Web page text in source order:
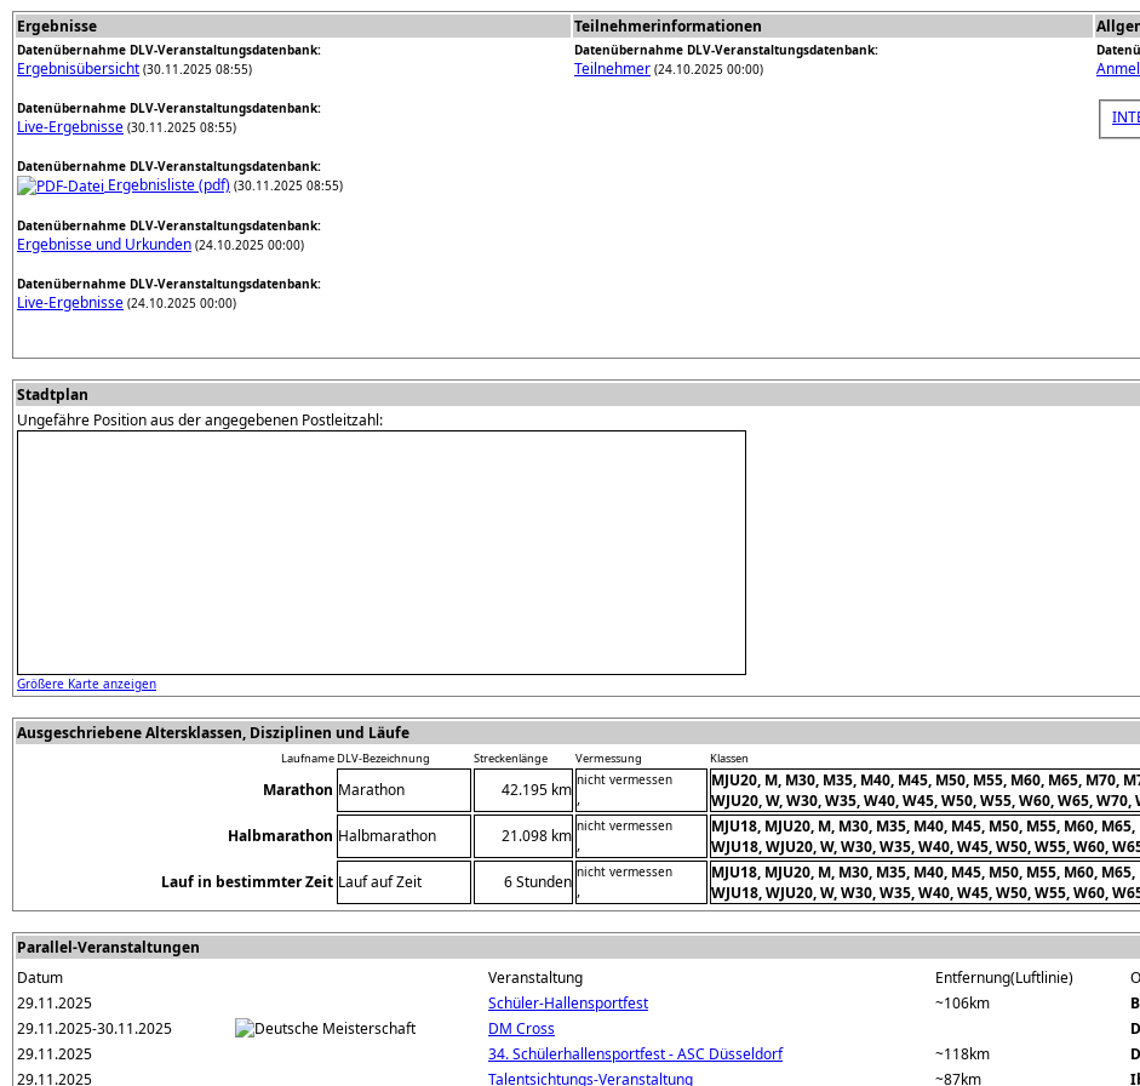
Ergebnisse Teilnehmerinformationen
Datenübernahme DLV-Veranstaltungsdatenbank:
Ergebnisübersicht (30.11.2025 08:55)
Datenübernahme DLV-Veranstaltungsdatenbank:
Live-Ergebnisse (30.11.2025 08:55)
Datenübernahme DLV-Veranstaltungsdatenbank:
Ergebnisliste (pdf) (30.11.2025 08:55)
Datenübernahme DLV-Veranstaltungsdatenbank:
Ergebnisse und Urkunden (24.10.2025 00:00)
Datenübernahme DLV-Veranstaltungsdatenbank:
Live-Ergebnisse (24.10.2025 00:00)
Datenübernahme DLV-Veranstaltungsdatenbank:
Teilnehmer (24.10.2025 00:00)
Stadtplan
Ungefähre Position aus der angegebenen Postleitzahl:
Größere Karte anzeigen
Ausgeschriebene Altersklassen, Disziplinen und Läufe
LaufnameDLV-Bezeichnung Streckenlänge Vermessung Klassen
Marathon Marathon 42.195 km nicht vermessen
,
MJU20, M, M30, M35, M40, M45, M50, M55, M60, M65, M70,
WJU20, W, W30, W35, W40, W45, W50, W55, W60, W65,
Halbmarathon Halbmarathon 21.098 km nicht vermessen
,
MJU18, MJU20, M, M30, M35, M40, M45, M50, M55, M60,
WJU18, WJU20, W, W30, W35, W40, W45, W50, W55, W60,
Lauf in bestimmter Zeit Lauf auf Zeit 6 Stunden nicht vermessen
,
MJU18, MJU20, M, M30, M35, M40, M45, M50, M55, M60,
WJU18, WJU20, W, W30, W35, W40, W45, W50, W55, W60,
Parallel-Veranstaltungen
Datum
Veranstaltung Entfernung(Luftlinie)
29.11.2025
Schüler-Hallensportfest ~106km
29.11.2025-30.11.2025
DM Cross
29.11.2025
34. Schülerhallensportfest - ASC Düsseldorf ~118km
29.11.2025
Talentsichtungs-Veranstaltung ~87km